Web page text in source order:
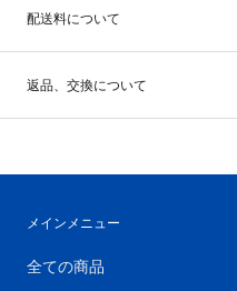
配送料について
返品、交換について
メインメニュー
全ての商品